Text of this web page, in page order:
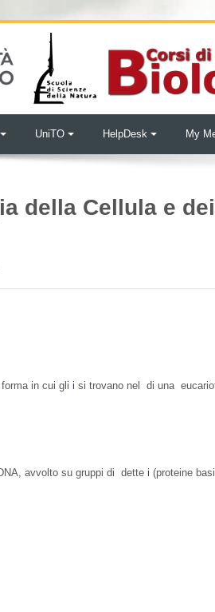
UniTO HelpDesk My
della Cellula e
in cui glii si trovano nel di una
avvolto su gruppi di dettei (proteine